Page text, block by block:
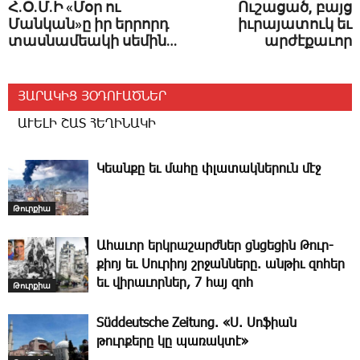
Հ.Օ.Մ.Ի «Մօր ու
Մանկան»ը իր երրորդ
տասնամեակի սեմին…
Ուշացած, բայց
իւրայատուկ եւ
արժէքաւոր
ՅԱՐԱԿԻՑ ՅՕԴՈՒԱԾՆԵՐ
ԱՒԵԼԻ ՇԱՏ ՀԵՂԻՆԱԿԻ
Թուրքիա
Կեանքը եւ մահը փլատակներուն մէջ
Թուրքիա
Ա­հա­ւոր երկ­րա­շարժ­ներ ցնցե­ցին ­Թուր­
քիոյ եւ ­Սու­րիոյ շրջան­նե­րը. ան­թիւ զո­հեր
եւ վի­րա­ւոր­ներ, 7 հայ զոհ
Süddeutsche Zeitung. «Ս. Սոֆիան
թուրքերը կը պառակտէ»